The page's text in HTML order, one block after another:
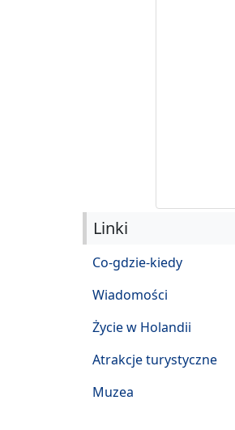
Linki
Co-gdzie-kiedy
Wiadomości
Życie w Holandii
Atrakcje turystyczne
Muzea